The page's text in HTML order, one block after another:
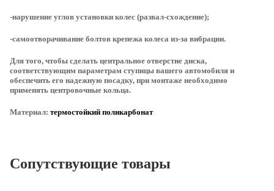
-нарушение углов установки колес (развал-схождение);
-самоотворачивание болтов крепежа колеса из-за вибрации.
Для того, чтобы сделать центральное отверстие диска,
соответствующим параметрам ступицы вашего автомобиля и
обеспечить его надежную посадку, при монтаже необходимо
применять центровочные кольца.
Материал: термостойкий поликарбонат
Сопутствующие товары